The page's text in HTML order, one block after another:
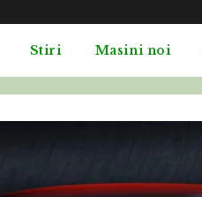
Stiri Masini noi